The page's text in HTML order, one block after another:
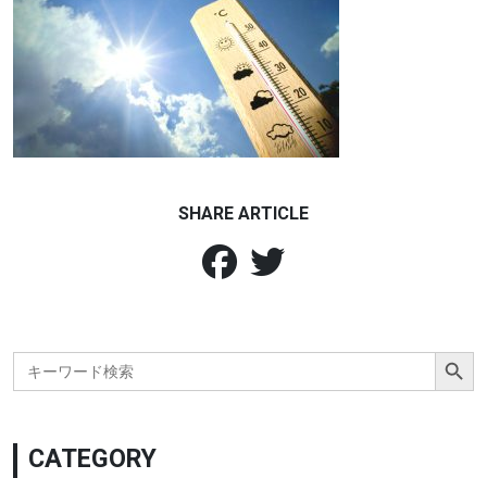
SHARE ARTICLE
Search
for:
Search Button
CATEGORY